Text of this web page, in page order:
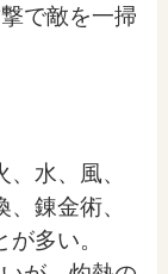
で敵を一掃
水、風、
錬金術、
多い。